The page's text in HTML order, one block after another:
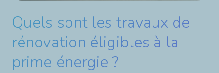
Quels sont les travaux de
rénovation éligibles à la
prime énergie ?